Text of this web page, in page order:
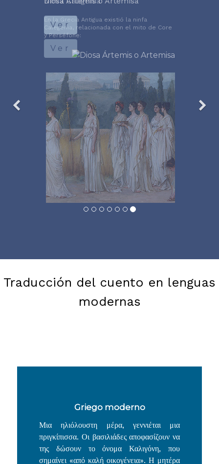
Diosa Ártemis o Artemisa
Ver
της δώσουν το όνομα Καλιγόνη, που
σημαίνει «από καλή οικογένεια». Η μητέρα
ντύνει την όμορφη κόρη της με πανέμορφες
χρυσοκεντημένες πάνες. Διοργανώνεται μια
γιορτή στο παλάτι για να τιμηθεί το